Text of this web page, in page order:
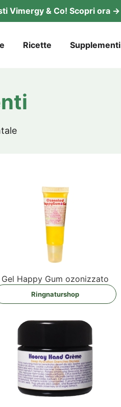
Vimer­gy & Co! Sco­pri ora →
Ricet­te Sup­ple­men­ti
Gel Hap­py Gum ozonizzato
Ring­na­tur­shop